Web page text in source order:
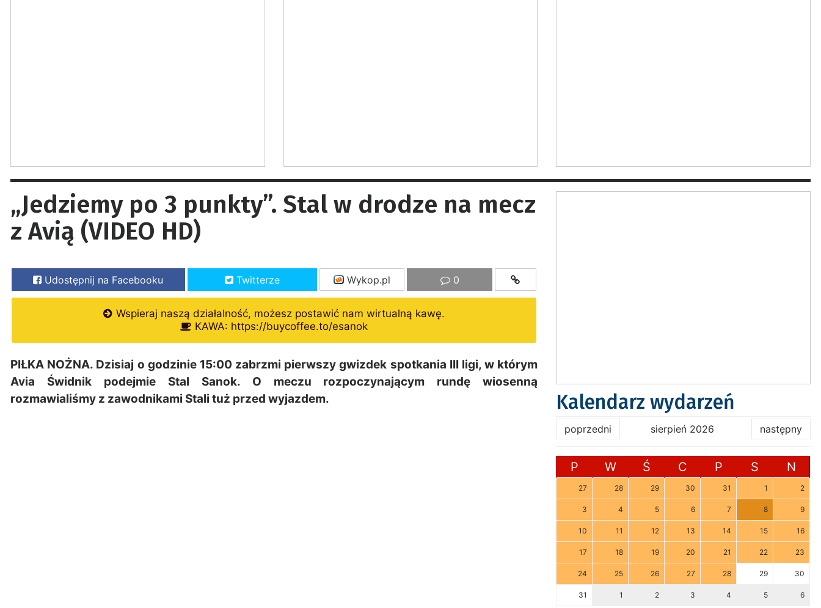
„Jedziemy po 3 punkty”. Stal w drodze na mecz
z Avią (VIDEO HD)
Udostępnij na Facebooku Twitterze Wykop.pl 0
Wspieraj naszą działalność, możesz postawić nam wirtualną kawę.
KAWA: https://buycoffee.to/esanok
PIŁKA NOŻNA. Dzisiaj o godzinie 15:00 zabrzmi pierwszy gwizdek spotkania III ligi, w którym
Avia Świdnik podejmie Stal Sanok. O meczu rozpoczynającym rundę wiosenną
rozmawialiśmy z zawodnikami Stali tuż przed wyjazdem.
Kalendarz wydarzeń
poprzedni sierpień 2026 następny
P W Ś C P S N
27 28 29 30 31 1 2
3 4 5 6 7 8 9
10 11 12 13 14 15 16
17 18 19 20 21 22 23
24 25 26 27 28 29 30
31 1 2 3 4 5 6